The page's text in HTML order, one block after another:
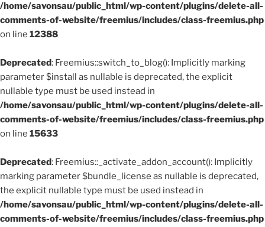
/home/savonsau/public_html/wp-content/plugins/delete-all-
comments-of-website/freemius/includes/class-freemius.php
on line 12388
Deprecated: Freemius::switch_to_blog(): Implicitly marking
parameter $install as nullable is deprecated, the explicit
nullable type must be used instead in
/home/savonsau/public_html/wp-content/plugins/delete-all-
comments-of-website/freemius/includes/class-freemius.php
on line 15633
Deprecated: Freemius::_activate_addon_account(): Implicitly
marking parameter $bundle_license as nullable is deprecated,
the explicit nullable type must be used instead in
/home/savonsau/public_html/wp-content/plugins/delete-all-
comments-of-website/freemius/includes/class-freemius.php